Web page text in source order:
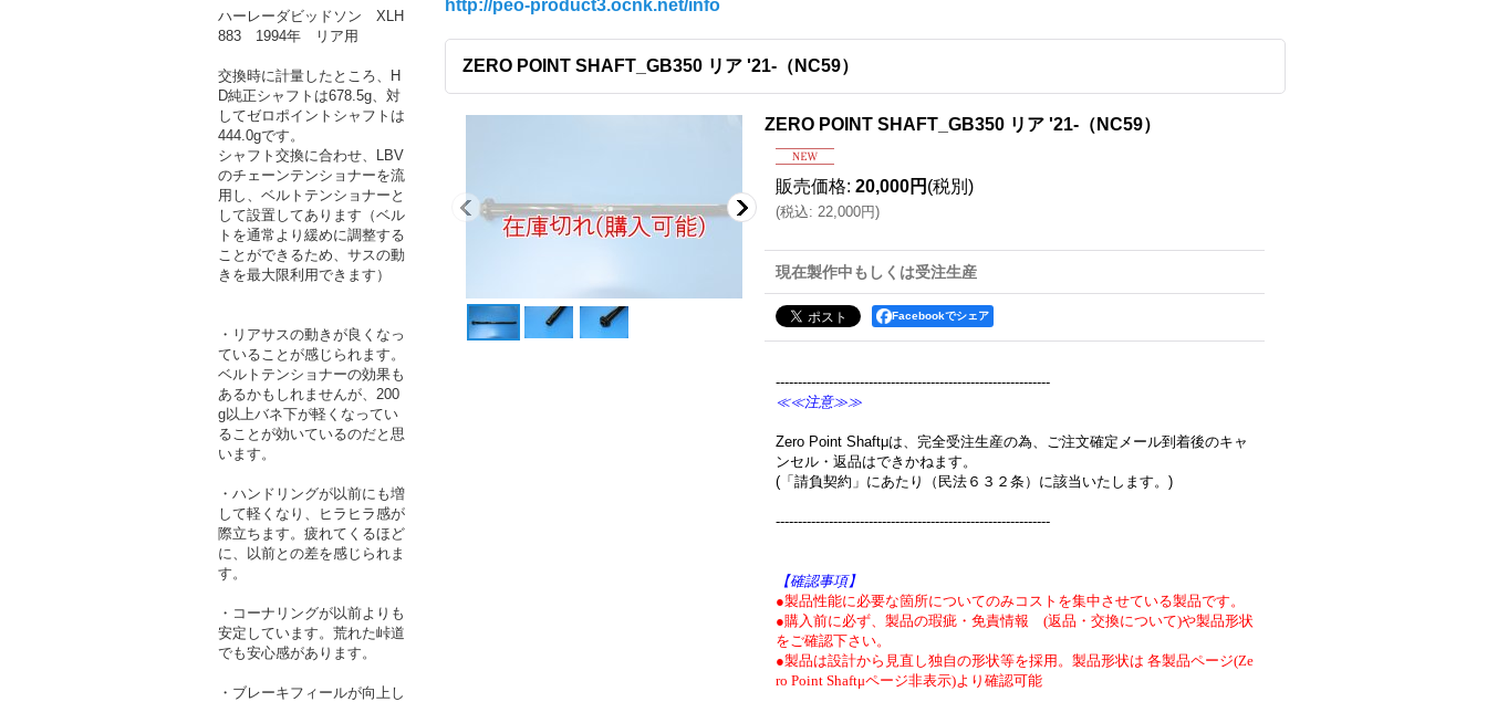
ハーレーダビッドソン XLH
883 1994年 リア用
交換時に計量したところ、H
D純正シャフトは678.5g、対
してゼロポイントシャフトは
444.0gです。
シャフト交換に合わせ、LBV
のチェーンテンショナーを流
用し、ベルトテンショナーと
して設置してあります（ベル
トを通常より緩めに調整する
ことができるため、サスの動
きを最大限利用できます）
・リアサスの動きが良くなっ
ていることが感じられます。
ベルトテンショナーの効果も
あるかもしれませんが、200
g以上バネ下が軽くなってい
ることが効いているのだと思
います。
・ハンドリングが以前にも増
して軽くなり、ヒラヒラ感が
際立ちます。疲れてくるほど
に、以前との差を感じられま
す。
・コーナリングが以前よりも
安定しています。荒れた峠道
でも安心感があります。
・ブレーキフィールが向上し
http://peo-product3.ocnk.net/info
ZERO POINT SHAFT_GB350 リア '21-（NC59）
ZERO POINT SHAFT_GB350 リア '21-（NC59）
販売価格: 20,000円 (税別)
(税込: 22,000円)
現在製作中もしくは受注生産
Facebookでシェア
--------------------------------------------------------------
≪≪注意≫≫
Zero Point Shaftμは、完全受注生産の為、ご注文確定メール到着後のキャ
ンセル・返品はできかねます。
(「請負契約」にあたり（民法６３２条）に該当いたします。)
--------------------------------------------------------------
【確認事項】
●製品性能に必要な箇所についてのみコストを集中させている製品です。
●購入前に必ず、製品の瑕疵・免責情報 (返品・交換について)や製品形状
をご確認下さい。
●製品は設計から見直し独自の形状等を採用。製品形状は 各製品ページ(Ze
ro Point Shaftμページ非表示)より確認可能